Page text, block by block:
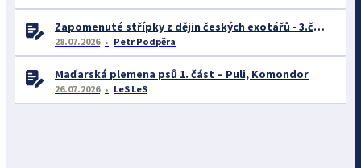
Zapomenuté střípky z dějin českých exotářů - 3.část
28.07.2026 Petr Podpěra
Maďarská plemena psů 1. část – Puli, Komondor
26.07.2026 LeS LeS